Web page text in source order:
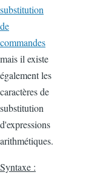
substitution
de
commandes
mais il existe
également les
caractères de
substitution
d'expressions
arithmétiques.
Syntaxe :